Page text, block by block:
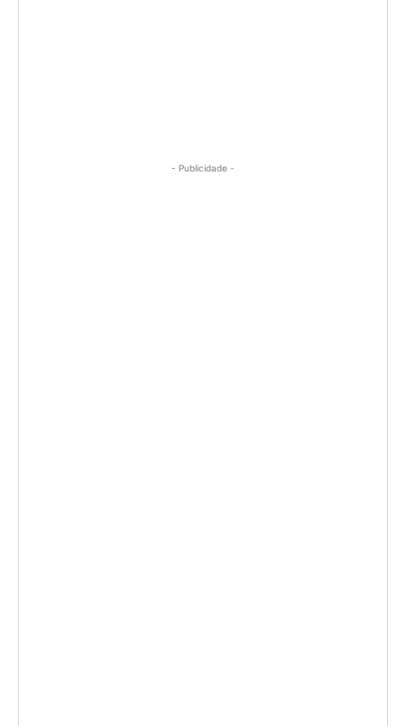
- Publicidade -